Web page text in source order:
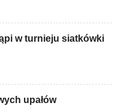
w turnieju siatkówki
upałów